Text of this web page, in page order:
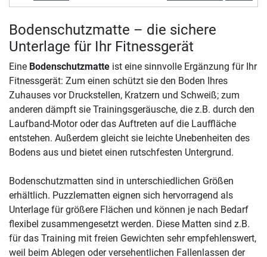
Bodenschutzmatte – die sichere
Unterlage für Ihr Fitnessgerät
Eine Bodenschutzmatte ist eine sinnvolle Ergänzung für Ihr
Fitnessgerät: Zum einen schützt sie den Boden Ihres
Zuhauses vor Druckstellen, Kratzern und Schweiß; zum
anderen dämpft sie Trainingsgeräusche, die z.B. durch den
Laufband-Motor oder das Auftreten auf die Lauffläche
entstehen. Außerdem gleicht sie leichte Unebenheiten des
Bodens aus und bietet einen rutschfesten Untergrund.
Bodenschutzmatten sind in unterschiedlichen Größen
erhältlich. Puzzlematten eignen sich hervorragend als
Unterlage für größere Flächen und können je nach Bedarf
flexibel zusammengesetzt werden. Diese Matten sind z.B.
für das Training mit freien Gewichten sehr empfehlenswert,
weil beim Ablegen oder versehentlichen Fallenlassen der